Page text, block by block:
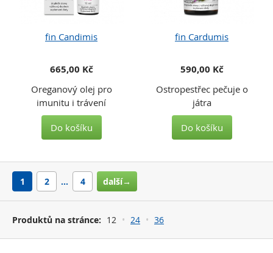
fin Candimis
665,00 Kč
Oreganový olej pro
imunitu i trávení
Do košíku
fin Cardumis
590,00 Kč
Ostropestřec pečuje o
játra
Do košíku
1 2 … 4 další→
Produktů na stránce: 12 24 36